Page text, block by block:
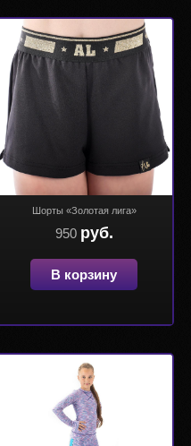
Шорты «Золотая лига»
950 руб.
В корзину